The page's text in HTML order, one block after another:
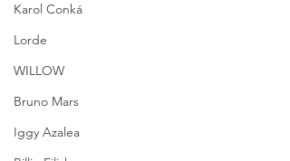
Karol Conká
Lorde
WILLOW
Bruno Mars
Iggy Azalea